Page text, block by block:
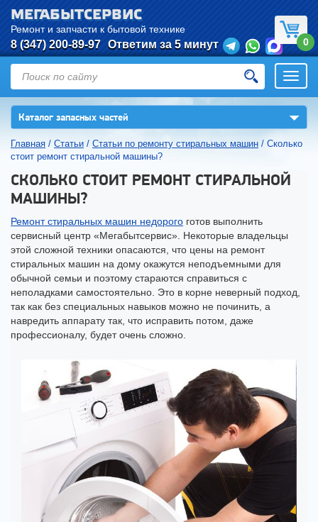
МЕГАБЫТСЕРВИС
Ремонт и запчасти к бытовой технике
8 (347) 200-89-97 Ответим за 5 минут 0
Каталог запасных частей ▼
Главная / Статьи / Статьи по ремонту стиральных машин / Сколько
стоит ремонт стиральной машины?
СКОЛЬКО СТОИТ РЕМОНТ СТИРАЛЬНОЙ
МАШИНЫ?
Ремонт стиральных машин недорого готов выполнить
сервисный центр «Мегабытсервис». Некоторые владельцы
этой сложной техники опасаются, что цены на ремонт
стиральных машин на дому окажутся неподъемными для
обычной семьи и поэтому стараются справиться с
неполадками самостоятельно. Это в корне неверный подход,
так как без специальных навыков можно не починить, а
навредить аппарату так, что исправить потом, даже
профессионалу, будет очень сложно.